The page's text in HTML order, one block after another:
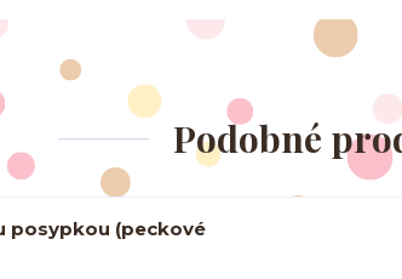
Podobné
posypkou (peckové